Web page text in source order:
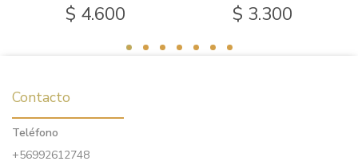
$ 4.600 $ 3.300
Contacto
Teléfono
+56992612748